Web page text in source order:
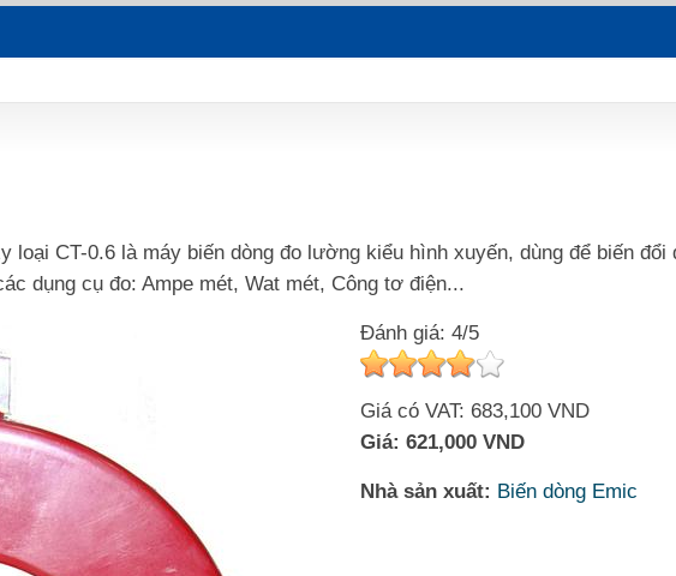
loại CT-0.6 là máy biến dòng đo lường kiểu hình xuyến, dùng để biến đổi
dụng cụ đo: Ampe mét, Wat mét, Công tơ điện...
Đánh giá: 4/5
Giá có VAT:683,100 VND
Giá:621,000 VND
Nhà sản xuất: Biến dòng Emic